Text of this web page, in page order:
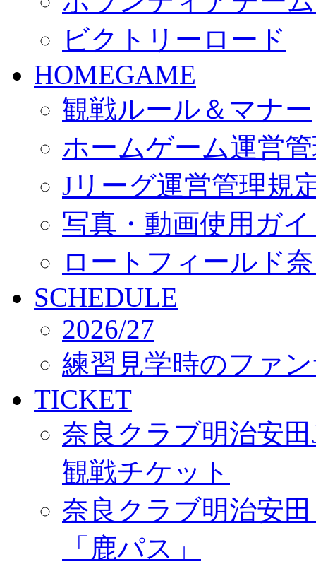
ビクトリーロード
HOMEGAME
観戦ルール＆マナー
ホームゲーム運営
Jリーグ運営管理規
写真・動画使用ガ
ロートフィールド
SCHEDULE
2026/27
練習見学時のファ
TICKET
奈良クラブ明治安
観戦チケット
奈良クラブ明治安
「鹿パス」